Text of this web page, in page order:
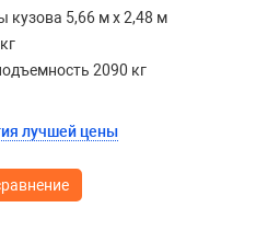
кузова 5,66 м х 2,48 м
2090 кг
лучшей цены